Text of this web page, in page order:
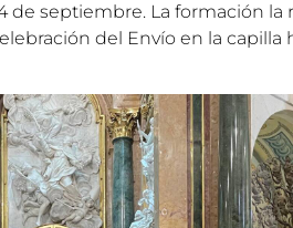
de septiembre. La formación la
del Envío en la capilla